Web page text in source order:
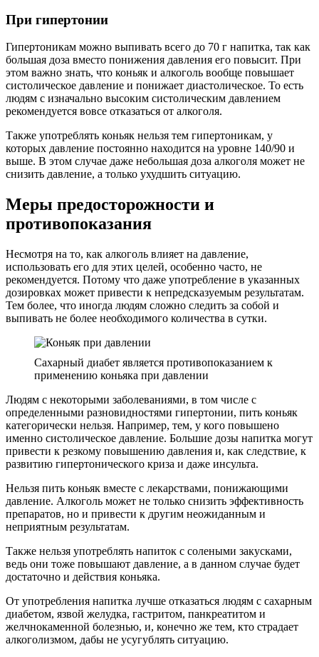
При гипертонии
Гипертоникам можно выпивать всего до 70 г напитка, так как
большая доза вместо понижения давления его повысит. При
этом важно знать, что коньяк и алкоголь вообще повышает
систолическое давление и понижает диастолическое. То есть
людям с изначально высоким систолическим давлением
рекомендуется вовсе отказаться от алкоголя.
Также употреблять коньяк нельзя тем гипертоникам, у
которых давление постоянно находится на уровне 140/90 и
выше. В этом случае даже небольшая доза алкоголя может не
снизить давление, а только ухудшить ситуацию.
Меры предосторожности и
противопоказания
Несмотря на то, как алкоголь влияет на давление,
использовать его для этих целей, особенно часто, не
рекомендуется. Потому что даже употребление в указанных
дозировках может привести к непредсказуемым результатам.
Тем более, что иногда людям сложно следить за собой и
выпивать не более необходимого количества в сутки.
Сахарный диабет является противопоказанием к
применению коньяка при давлении
Людям с некоторыми заболеваниями, в том числе с
определенными разновидностями гипертонии, пить коньяк
категорически нельзя. Например, тем, у кого повышено
именно систолическое давление. Большие дозы напитка могут
привести к резкому повышению давления и, как следствие, к
развитию гипертонического криза и даже инсульта.
Нельзя пить коньяк вместе с лекарствами, понижающими
давление. Алкоголь может не только снизить эффективность
препаратов, но и привести к другим неожиданным и
неприятным результатам.
Также нельзя употреблять напиток с солеными закусками,
ведь они тоже повышают давление, а в данном случае будет
достаточно и действия коньяка.
От употребления напитка лучше отказаться людям с сахарным
диабетом, язвой желудка, гастритом, панкреатитом и
желчнокаменной болезнью, и, конечно же тем, кто страдает
алкоголизмом, дабы не усугублять ситуацию.